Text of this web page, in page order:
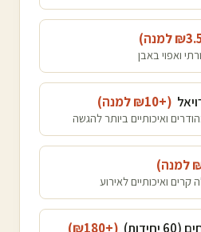
למנה)
ואפוי באבן
(+₪
10 למנה)
ואיכותיים ביותר להגשה
למנה)
קרים ואיכותיים לאירוע
(+₪
180
)